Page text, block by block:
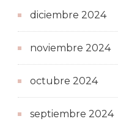
diciembre 2024
noviembre 2024
octubre 2024
septiembre 2024